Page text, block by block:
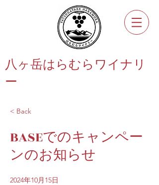
八ヶ岳はらむらワイナリ
ー
< Back
BASEでのキャンペー
ンのお知らせ
2024年10月15日